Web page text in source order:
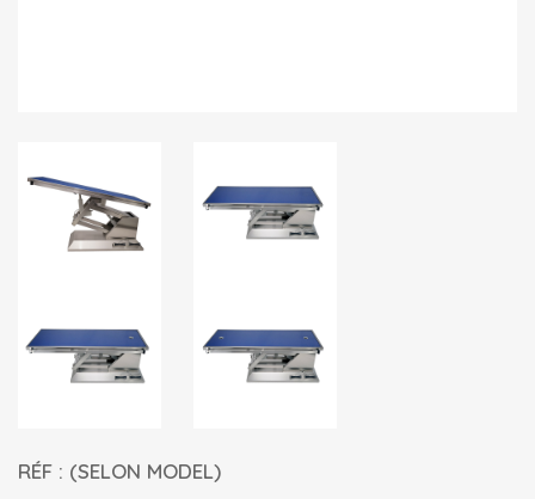
RÉF : (SELON MODEL)